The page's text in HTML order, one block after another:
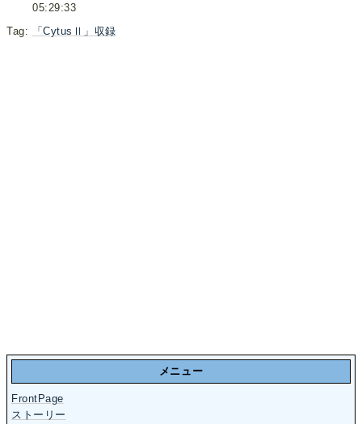
05:29:33
Tag:
「CytusⅡ」収録
メニュー
FrontPage
ストーリー